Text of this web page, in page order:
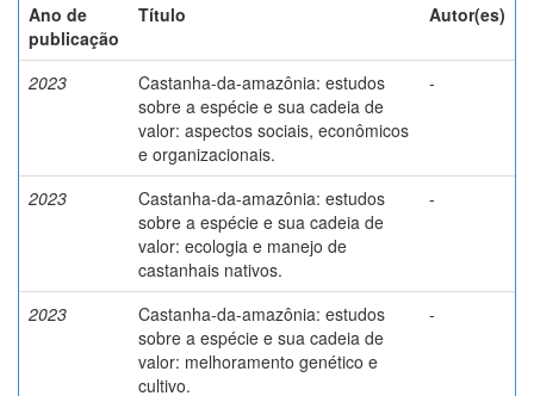
Ano de
publicação
Título Autor(es)
2023
Castanha-da-amazônia: estudos
sobre a espécie e sua cadeia de
valor: aspectos sociais, econômicos
e organizacionais.
-
2023
Castanha-da-amazônia: estudos
sobre a espécie e sua cadeia de
valor: ecologia e manejo de
castanhais nativos.
-
2023
Castanha-da-amazônia: estudos
sobre a espécie e sua cadeia de
valor: melhoramento genético e
cultivo.
-